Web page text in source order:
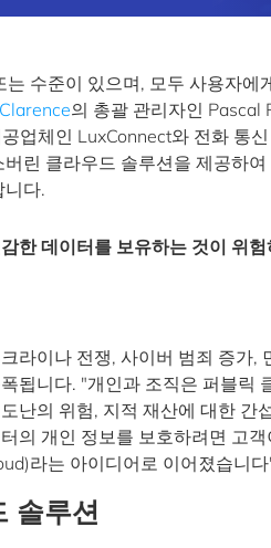
수준이 있으며, 모두 사용자에
Clarence의 총괄 관리자인 Pascal
업체인 LuxConnect와 전화 통
린 클라우드 솔루션을 제공하
니다.
한 데이터를 보유하는 것이 위험
라이나 전쟁, 사이버 범죄 증가,
됩니다. "개인과 조직은 퍼블릭
난의 위험, 지적 재산에 대한 간
의 개인 정보를 보호하려면 고
라는 아이디어로 이어졌습니
솔루션